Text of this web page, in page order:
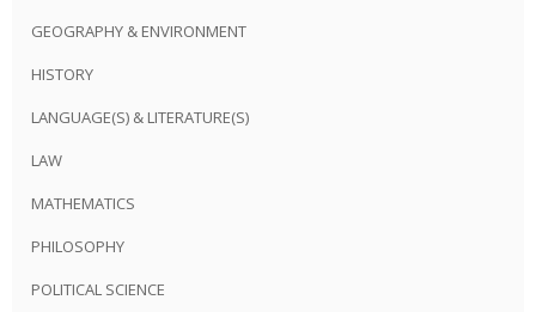
GEOGRAPHY & ENVIRONMENT
HISTORY
LANGUAGE(S) & LITERATURE(S)
LAW
MATHEMATICS
PHILOSOPHY
POLITICAL SCIENCE